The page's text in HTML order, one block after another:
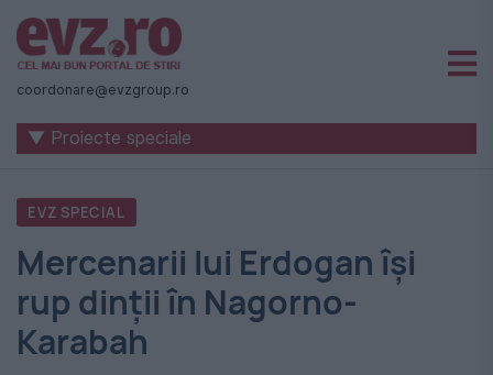
Știri
naționale
internaționale
România
-
Evenimentul
Zilei
coordonare@evzgroup.ro
▼ Proiecte speciale
EVZ SPECIAL
Mercenarii lui Erdogan își
rup dinții în Nagorno-
Karabah